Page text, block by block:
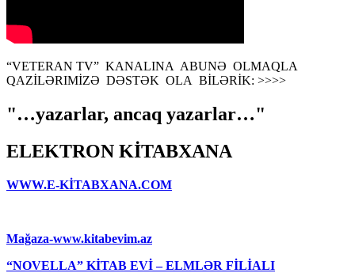
“VETERAN TV” KANALINA ABUNƏ OLMAQLA
QAZİLƏRIMİZƏ DƏSTƏK OLA BİLƏRİK: >>>>
"…yazarlar, ancaq yazarlar…"
ELEKTRON KİTABXANA
WWW.E-KİTABXANA.COM
Mağaza-www.kitabevim.az
“NOVELLA” KİTAB EVİ – ELMLƏR FİLİALI